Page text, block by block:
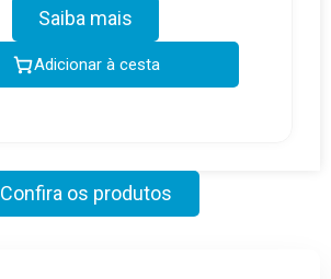
Saiba mais
Adicionar à cesta
Confira os produtos